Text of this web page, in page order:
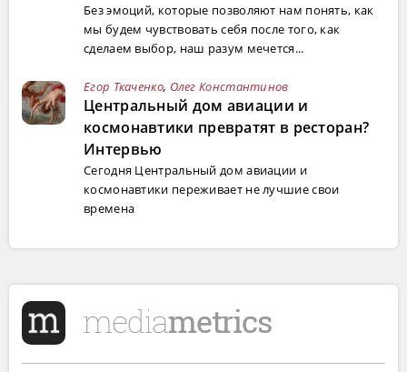
Без эмоций, которые позволяют нам понять, как
мы будем чувствовать себя после того, как
сделаем выбор, наш разум мечется...
Егор Ткаченко, Олег Константинов
Центральный дом авиации и
космонавтики превратят в ресторан?
Интервью
Сегодня Центральный дом авиации и
космонавтики переживает не лучшие свои
времена